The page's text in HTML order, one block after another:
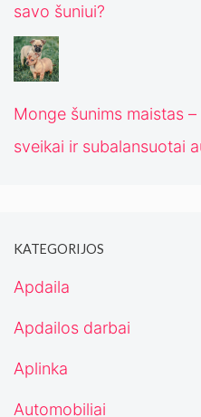
savo šuniui?
Monge šunims maistas
sveikai ir subalansuotai
KATEGORIJOS
Apdaila
Apdailos darbai
Aplinka
Automobiliai